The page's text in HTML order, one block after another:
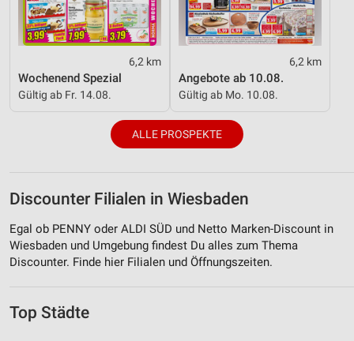
6,2 km
Wochenend Spezial
Gültig ab Fr. 14.08.
6,2 km
Angebote ab 10.08.
Gültig ab Mo. 10.08.
ALLE PROSPEKTE
Discounter Filialen in Wiesbaden
Egal ob PENNY oder ALDI SÜD und Netto Marken-Discount in
Wiesbaden und Umgebung findest Du alles zum Thema
Discounter. Finde hier Filialen und Öffnungszeiten.
Top Städte